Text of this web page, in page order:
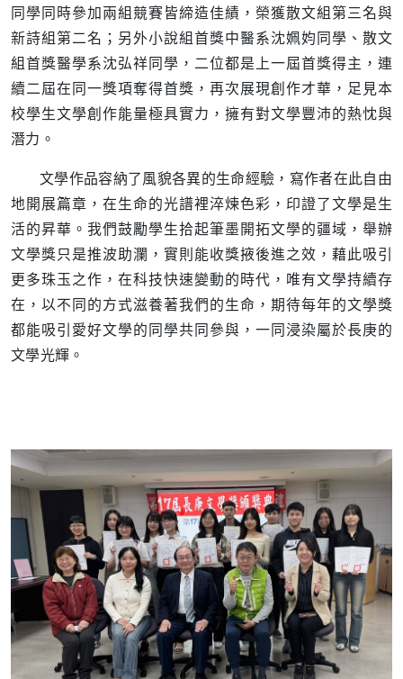
同學同時參加兩組競賽皆締造佳績，榮獲散文組第三名與
新詩組第二名；另外小說組首獎中醫系沈姵㚬同學、散文
組首獎醫學系沈弘祥同學，二位都是上一屆首獎得主，連
續二屆在同一獎項奪得首獎，再次展現創作才華，足見本
校學生文學創作能量極具實力，擁有對文學豐沛的熱忱與
潛力。
文學作品容納了風貌各異的生命經驗，寫作者在此自由
地開展篇章，在生命的光譜裡淬煉色彩，印證了文學是生
活的昇華。我們鼓勵學生拾起筆墨開拓文學的疆域，舉辦
文學獎只是推波助瀾，實則能收獎掖後進之效，藉此吸引
更多珠玉之作，在科技快速變動的時代，唯有文學持續存
在，以不同的方式滋養著我們的生命，期待每年的文學獎
都能吸引愛好文學的同學共同參與，一同浸染屬於長庚的
文學光輝。